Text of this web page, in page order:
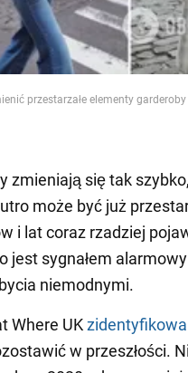
przestarzałe elementy garderoby
zmieniają się tak
może być już
i lat coraz rzadziej
jest sygnałem
niemodnymi.
Where UK
w przeszłości.